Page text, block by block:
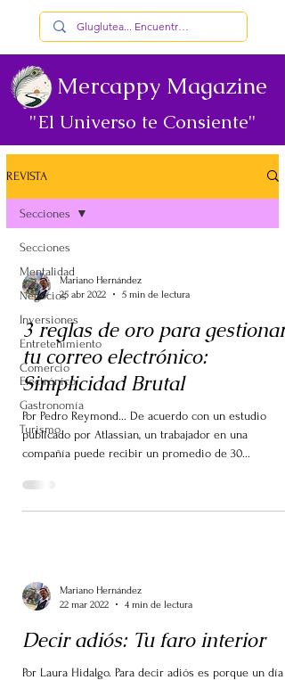
Mercappy Magazine
"El Universo te Consiente"
REVISTA
Secciones
Mentalidad
Negocios
Inversiones
Entretenimiento
Comercio
Electrónico
Gastronomía
Turismo
Secciones
Mariano Hernández
25 abr 2022
5 min de lectura
3 reglas de oro para gestionar
tu correo electrónico:
Simplicidad Brutal
Por Pedro Reymond... De acuerdo con un estudio
publicado por Atlassian, un trabajador en una
compañía puede recibir un promedio de 30...
Mariano Hernández
22 mar 2022
4 min de lectura
Decir adiós: Tu faro interior
Por Laura Hidalgo. Para decir adiós es porque un día